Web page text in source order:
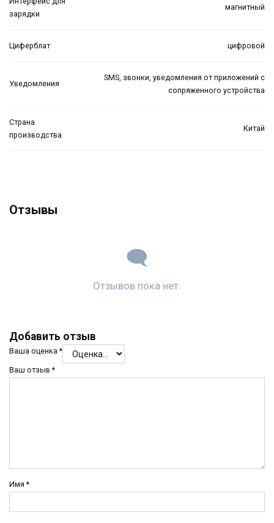
зарядки
магнитный
Циферблат цифровой
Уведомления
SMS, звонки, уведомления от приложений с
сопряженного устройства
Страна
производства
Китай
Отзывы
Отзывов пока нет.
Добавить отзыв
Ваша оценка*
Ваш отзыв*
Имя*